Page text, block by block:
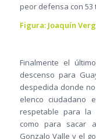
peor defensa con 53
Figura: Joaquín
Finalmente el
descenso para
despedida donde
elenco ciudadano
respetable para la
como para sacar
Gonzalo Valle y el